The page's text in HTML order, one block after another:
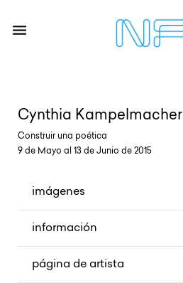
exhibiciones
galería
novedades
newsletter
contacto
Cynthia Kampelmacher
Construir una poética
9 de Mayo al 13 de Junio de 2015
imágenes
información
página de artista